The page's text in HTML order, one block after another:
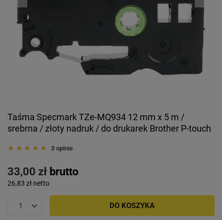
Taśma Specmark TZe-MQ934 12 mm x 5 m /
srebrna / złoty nadruk / do drukarek Brother P-touch
3 opinie
33,00 zł brutto
26,83 zł netto
DO KOSZYKA